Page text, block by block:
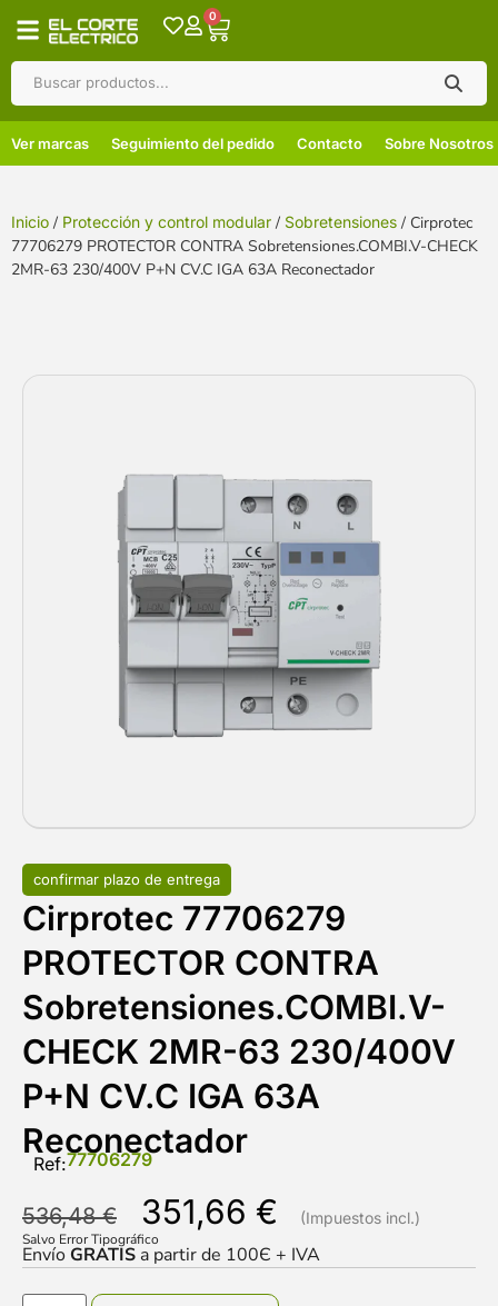
0
Ver marcas Seguimiento del pedido Contacto Sobre Nosotros
Inicio / Protección y control modular / Sobretensiones / Cirprotec
77706279 PROTECTOR CONTRA Sobretensiones.COMBI.V-CHECK
2MR-63 230/400V P+N CV.C IGA 63A Reconectador
confirmar plazo de entrega
Cirprotec 77706279
PROTECTOR CONTRA
Sobretensiones.COMBI.V-
CHECK 2MR-63 230/400V
P+N CV.C IGA 63A
Reconectador
Ref:77706279
536,48€ 351,66 €
Salvo Error Tipográfico
EnvíoGRATIS a partir de 100Є + IVA